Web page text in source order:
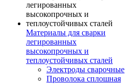
Материалы для сварки
легированных
высокопрочных и
теплоустойчивых сталей
Электроды сварочные
Проволока сплошная